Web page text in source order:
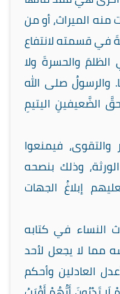
الميراث، أو من
في قسمته لانتفاع
والحسرةَ ولا
والرسولُ صلى الله
الضَّعيفينِ اليتيمِ
والتقوى، فيمنعوا
وذلك بنصحه
إبلاغُ الجهات
النساء في كتابه
مما لا يجعل لأحد
العادلين وأحكم